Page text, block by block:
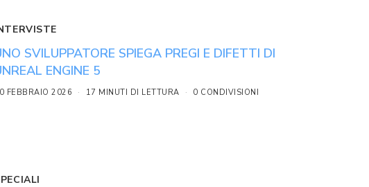
SVILUPPATORE SPIEGA PREGI E DIFETTI DI
ENGINE 5
FEBBRAIO 2026 17 MINUTI DI LETTURA 0 CONDIVISIONI